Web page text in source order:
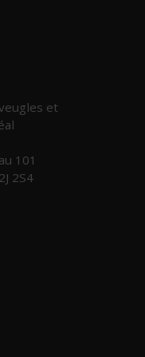
et
101
2S4